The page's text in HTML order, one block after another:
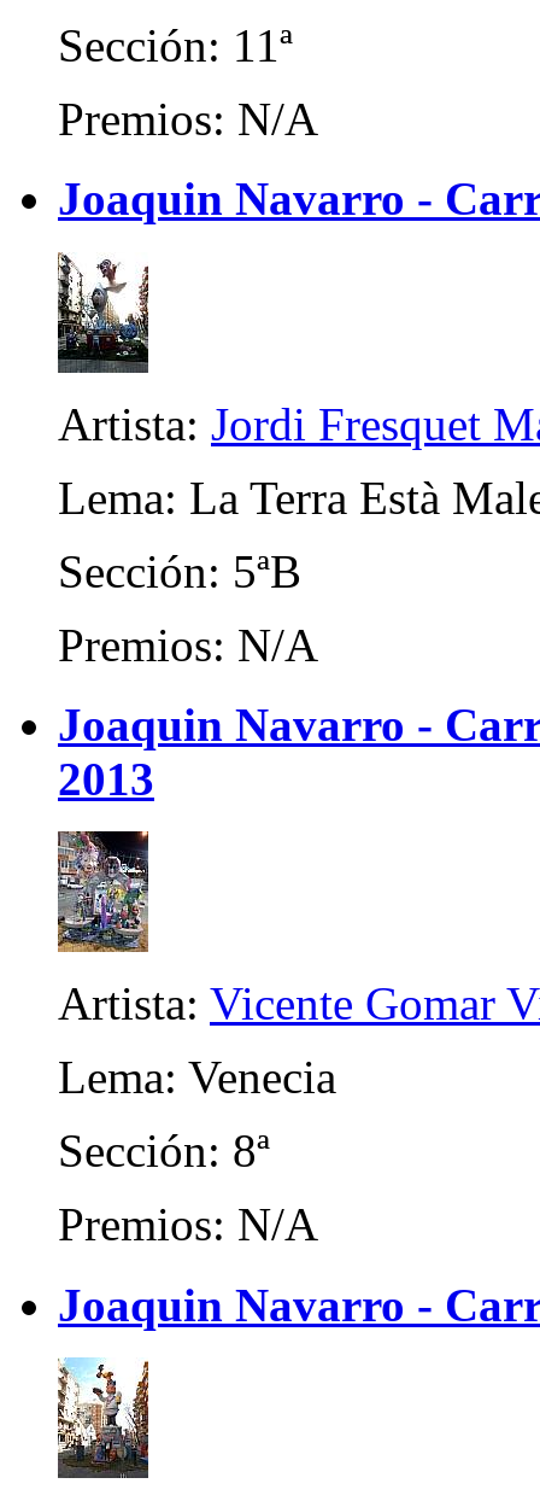
Sección: 11ª
Premios: N/A
Joaquin Navarro -
Artista: Jordi Fresquet
Lema: La Terra Està
Sección: 5ªB
Premios: N/A
Joaquin Navarro -
2013
Artista: Vicente Gomar
Lema: Venecia
Sección: 8ª
Premios: N/A
Joaquin Navarro -